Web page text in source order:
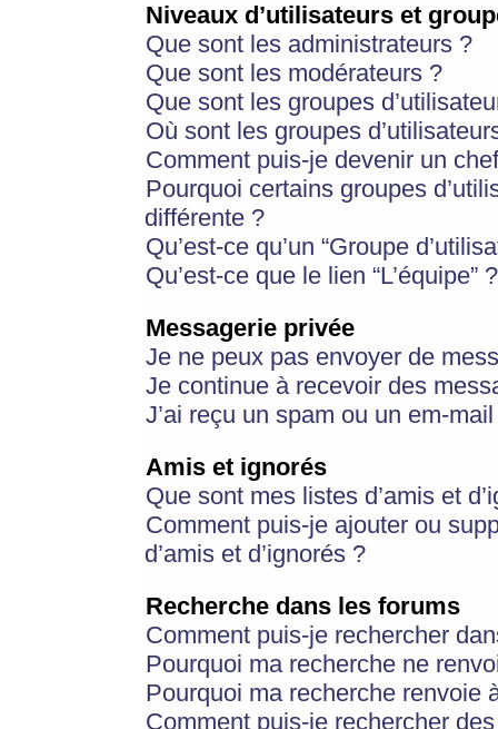
Niveaux d’utilisateurs et
Que sont les administrateurs ?
Que sont les modérateurs ?
Que sont les groupes
Où sont les groupes
Comment puis-je devenir un
Pourquoi certains groupes
différente ?
Qu’est-ce qu’un “Groupe
Qu’est-ce que le lien “L’équipe” ?
Messagerie privée
Je ne peux pas envoyer de
Je continue à recevoir des
J’ai reçu un spam ou un em-
Amis et ignorés
Que sont mes listes d’amis et
Comment puis-je ajouter ou
d’amis et d’ignorés ?
Recherche dans les forums
Comment puis-je rechercher
Pourquoi ma recherche ne
Pourquoi ma recherche renvoie
Comment puis-je rechercher